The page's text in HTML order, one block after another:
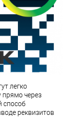
легко
прямо через
способ
реквизитов